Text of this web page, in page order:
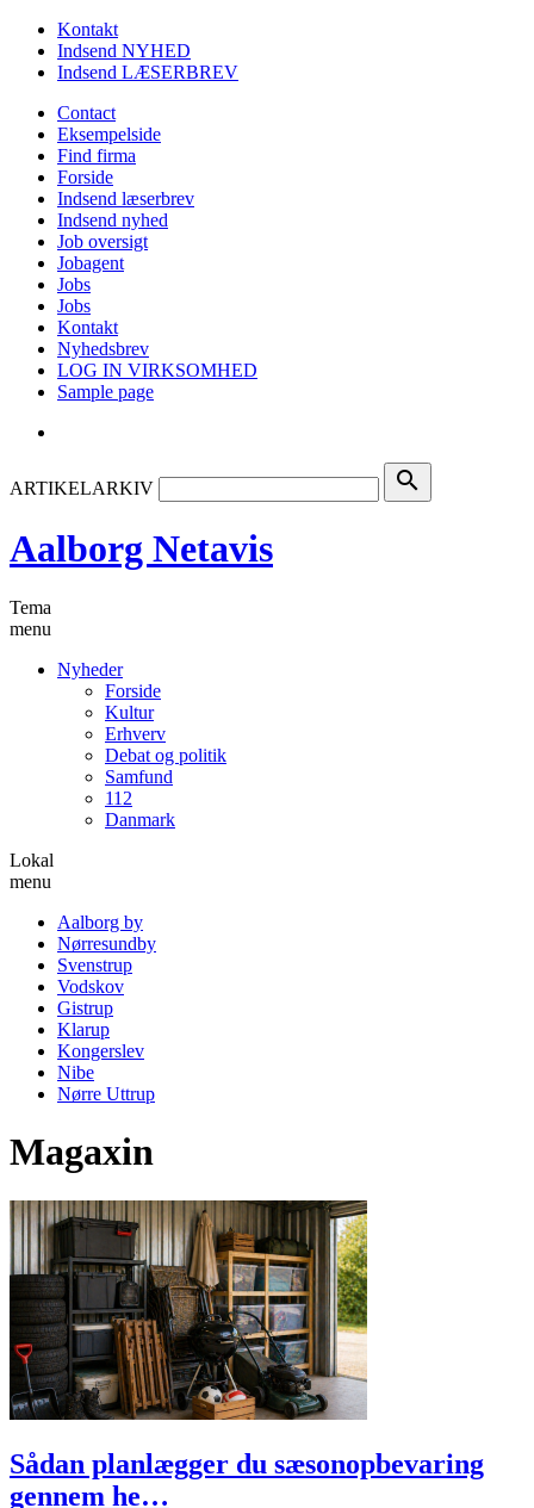
Kontakt
Indsend NYHED
Indsend LÆSERBREV
Contact
Eksempelside
Find firma
Forside
Indsend læserbrev
Indsend nyhed
Job oversigt
Jobagent
Jobs
Jobs
Kontakt
Nyhedsbrev
LOG IN VIRKSOMHED
Sample page
ARTIKELARKIV search
Aalborg Netavis
Tema
menu
Nyheder
Forside
Kultur
Erhverv
Debat og politik
Samfund
112
Danmark
Lokal
menu
Aalborg by
Nørresundby
Svenstrup
Vodskov
Gistrup
Klarup
Kongerslev
Nibe
Nørre Uttrup
Magaxin
Sådan planlægger du sæsonopbevaring
gennem he…